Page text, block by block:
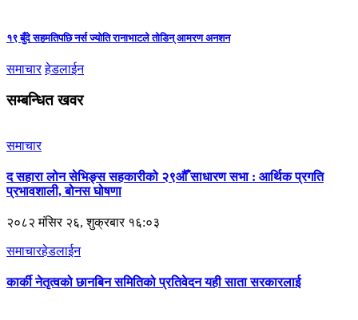
१९ बुँदे सहमतिपछि नर्स ज्योति रानाभाटले तोडिन् आमरण अनशन
समाचार हेडलाईन
सम्बन्धित खवर
समाचार
द सहारा लोन सेभिङ्स सहकारीको २९औँ साधारण सभा : आर्थिक प्रगति
प्रभावशाली, बोनस घोषणा
२०८२ मंसिर २६, शुक्रबार १६:०३
समाचारहेडलाईन
कार्की नेतृत्वको छानबिन समितिको प्रतिवेदन यही साता सरकारलाई